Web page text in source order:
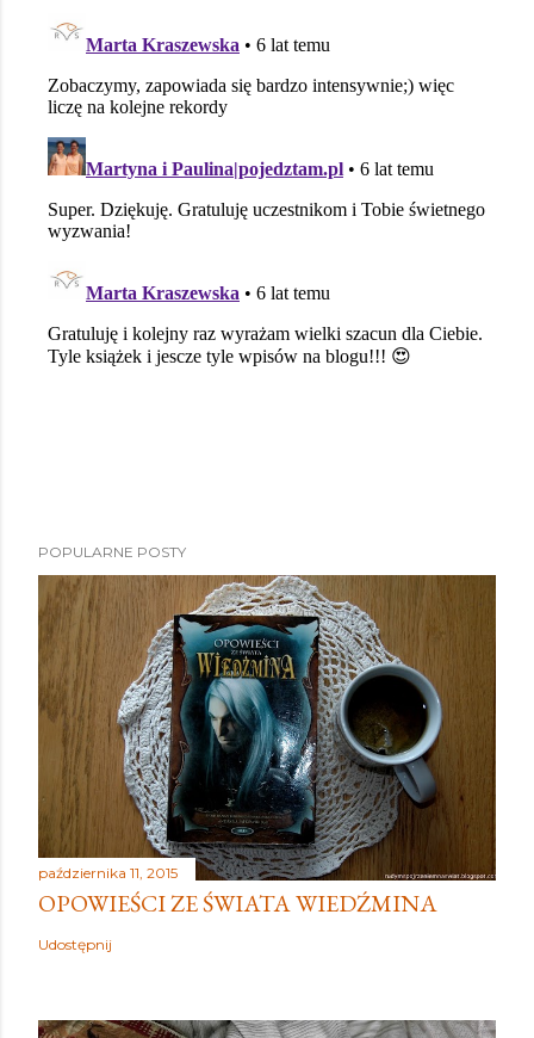
POPULARNE POSTY
października 11, 2015
OPOWIEŚCI ZE ŚWIATA WIEDŹMINA
Udostępnij